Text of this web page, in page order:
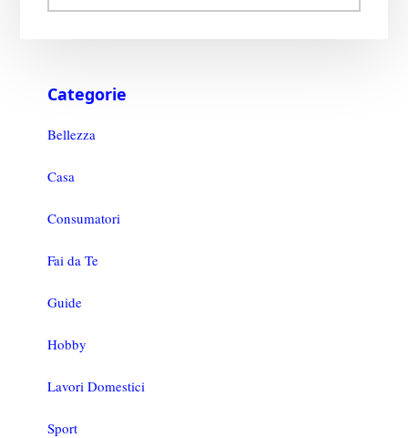
Categorie
Bellezza
Casa
Consumatori
Fai da Te
Guide
Hobby
Lavori Domestici
Sport